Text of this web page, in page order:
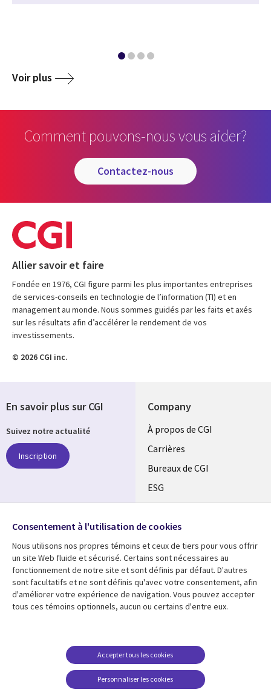
Voir plus
Comment pouvons-nous vous aider?
contactez-nous
Allier savoir et faire
Fondée en 1976, CGI figure parmi les plus importantes entreprises
de services-conseils en technologie de l’information (TI) et en
management au monde. Nous sommes guidés par les faits et axés
sur les résultats afin d’accélérer le rendement de vos
investissements.
© 2026 CGI inc.
Company
Useful
links
CANADA
FR
À propos de CGI
Carrières
Bureaux de CGI
ESG
Alliances
Ressources
Library
CANADA
Articles
Communiqués
Support
Legal
FR
Restrictions et
Confidentialité
Accessibilité
Centre de gestion des
En savoir plus sur CGI
Suivez notre actualité
Inscription
Media
CANADA
Consentement à l'utilisation de cookies
Nous utilisons nos propres témoins et ceux de tiers pour vous offrir
un site Web fluide et sécurisé. Certains sont nécessaires au
fonctionnement de notre site et sont définis par défaut. D'autres
sont facultatifs et ne sont définis qu'avec votre consentement, afin
d'améliorer votre expérience de navigation. Vous pouvez accepter
tous ces témoins optionnels, aucun ou certains d'entre eux.
Personnaliser les cookies
Accepter tous les cookies